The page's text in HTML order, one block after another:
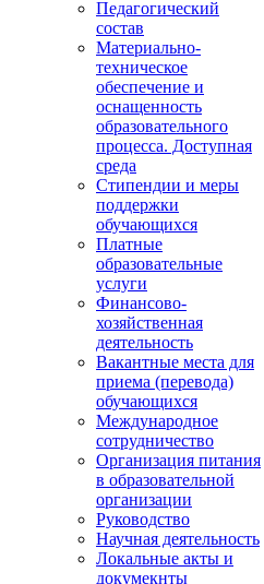
Педагогический
состав
Материально-
техническое
обеспечение и
оснащенность
образовательного
процесса. Доступная
среда
Стипендии и меры
поддержки
обучающихся
Платные
образовательные
услуги
Финансово-
хозяйственная
деятельность
Вакантные места для
приема (перевода)
обучающихся
Международное
сотрудничество
Организация питания
в образовательной
организации
Руководство
Научная деятельность
Локальные акты и
докумекнты